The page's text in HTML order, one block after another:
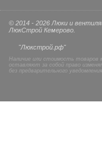
© 2014 - 2026 Люки и
ЛюкСтрой Кемерово.
"Люкстрой.рф"
Наличие или стоимость
оставляют за собой право
без предварительного уведомления.